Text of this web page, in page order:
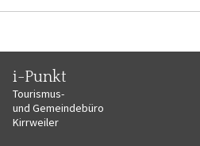
i-Punkt
Tourismus-
und Gemeindebüro
Kirrweiler